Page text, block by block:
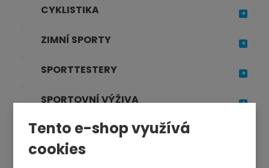
Tento e-shop využívá
cookies
CYKLISTIKA
ZIMNÍ SPORTY
SPORTTESTERY
SPORTOVNÍ VÝŽIVA
TRENAŽÉRY, FITNESS